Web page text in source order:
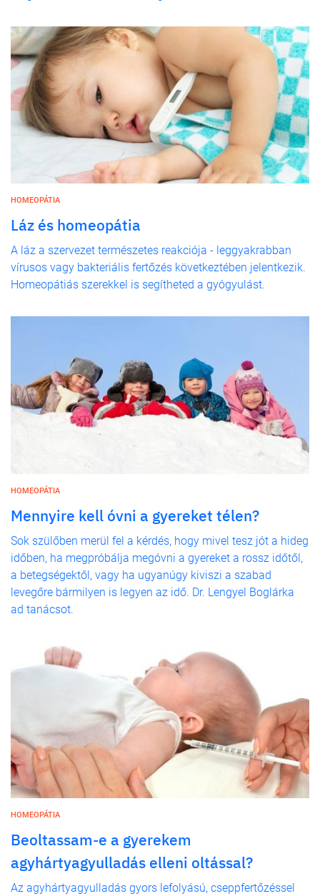
HOMEOPÁTIA
Láz és homeopátia
A láz a szervezet természetes reakciója - leggyakrabban
vírusos vagy bakteriális fertőzés következtében jelentkezik.
Homeopátiás szerekkel is segítheted a gyógyulást.
HOMEOPÁTIA
Mennyire kell óvni a gyereket télen?
Sok szülőben merül fel a kérdés, hogy mivel tesz jót a hideg
időben, ha megpróbálja megóvni a gyereket a rossz időtől,
a betegségektől, vagy ha ugyanúgy kiviszi a szabad
levegőre bármilyen is legyen az idő. Dr. Lengyel Boglárka
ad tanácsot.
HOMEOPÁTIA
Beoltassam-e a gyerekem
agyhártyagyulladás elleni oltással?
Az agyhártyagyulladás gyors lefolyású, cseppfertőzéssel